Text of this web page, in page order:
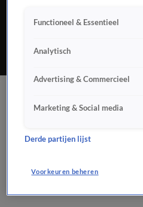
Functioneel & Essentieel
Analytisch
Advertising & Commercieel
Marketing & Social media
Derde partijen lijst
Voorkeuren beheren